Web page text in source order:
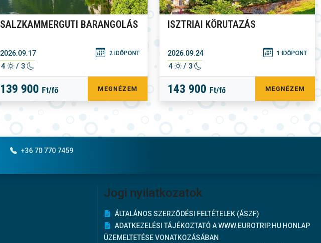
SALZKAMMERGUTI BARANGOLÁS
2026.09.17 2 IDŐPONT
4 / 3
139 900 Ft/fő MEGNÉZEM
ISZTRIAI KÖRUTAZÁS
2026.09.24 1 IDŐPONT
4 / 3
143 900 Ft/fő MEGNÉZEM
+36 70 770 7459
Jogi nyilatkozatok
ÁLTALÁNOS SZERZŐDÉSI FELTÉTELEK (ÁSZF)
ADATKEZELÉSI TÁJÉKOZTATÓ A WWW.EUROTRIP.HU HONLAP
ÜZEMELTETÉSE VONATKOZÁSÁBAN